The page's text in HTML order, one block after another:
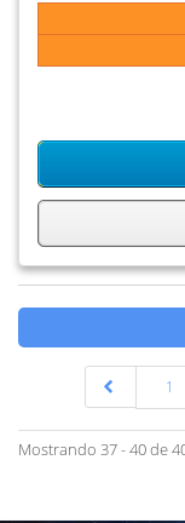
1
Mostrando 37 - 40 de